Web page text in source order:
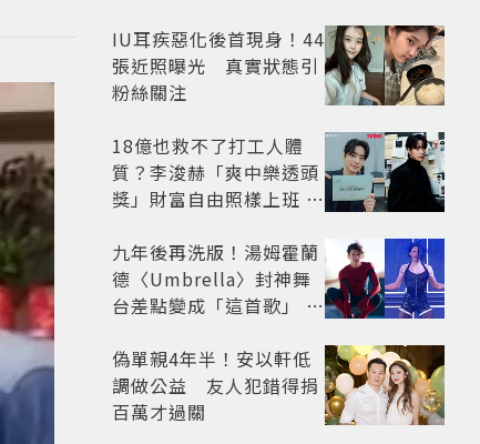
老闆
IU耳疾惡化後首現身！44
張近照曝光 真實狀態引
粉絲關注
18億也救不了打工人體
質？李浚赫「爽中樂透頭
獎」財富自由照樣上班 西
九年後再洗版！湯姆霍蘭
德〈Umbrella〉封神舞
台差點變成「這首歌」 造
開
偽單親4年半！安以軒低
調做公益 友人犯錯得捐
百萬才過關